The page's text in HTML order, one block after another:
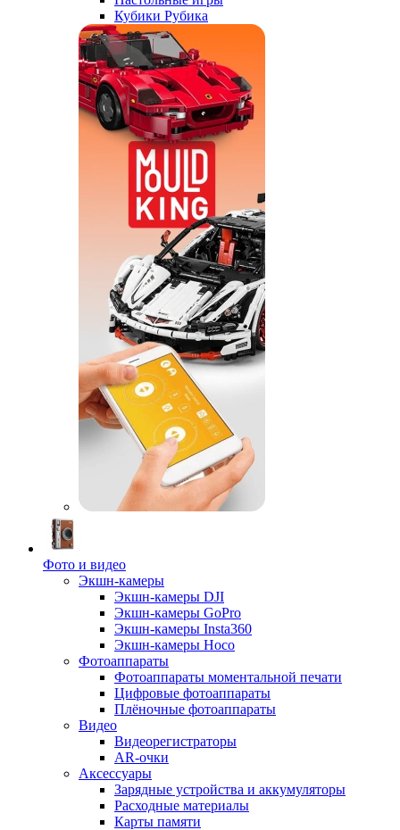
Кубики Рубика
Фото и видео
Экшн-камеры
Экшн-камеры DJI
Экшн-камеры GoPro
Экшн-камеры Insta360
Экшн-камеры Hoco
Фотоаппараты
Фотоаппараты моментальной печати
Цифровые фотоаппараты
Плёночные фотоаппараты
Видео
Видеорегистраторы
AR-очки
Аксессуары
Зарядные устройства и аккумуляторы
Расходные материалы
Карты памяти